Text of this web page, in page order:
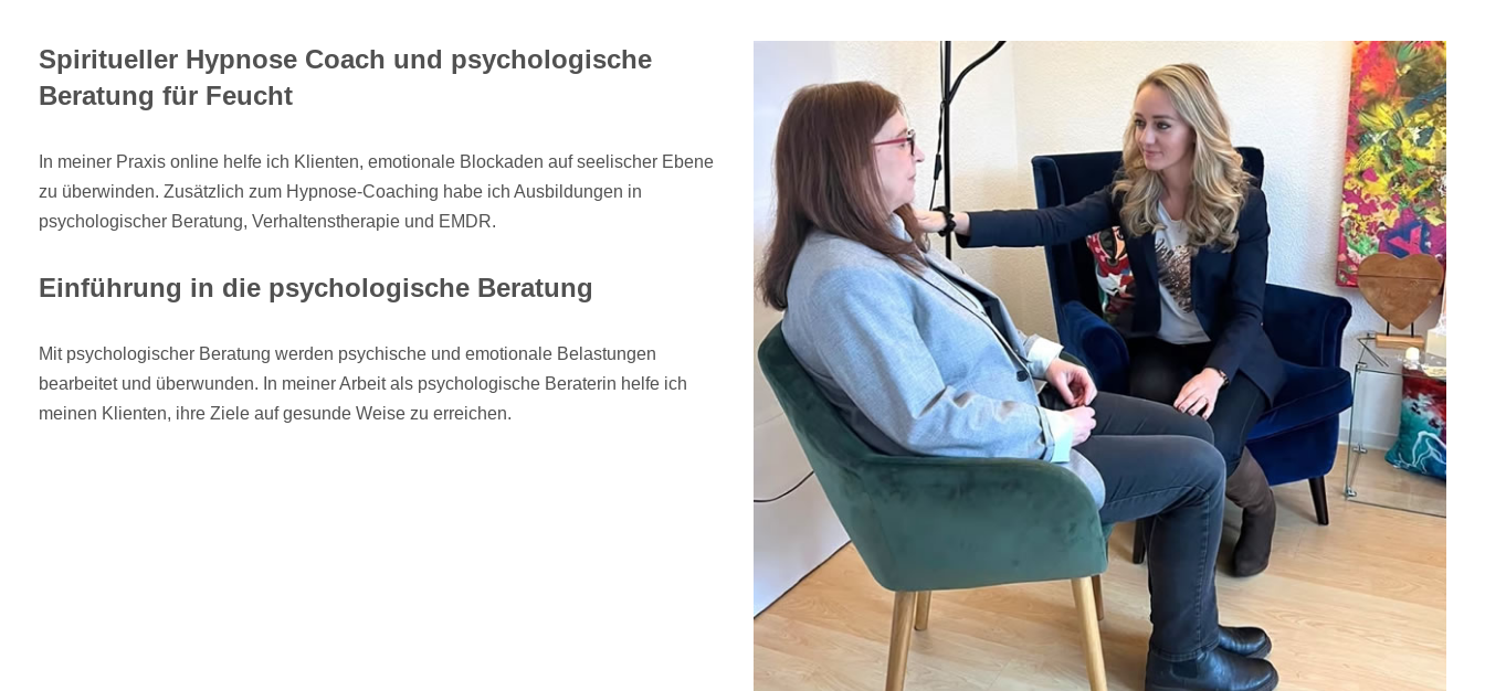
Spiritueller Hypnose Coach und psychologische
Beratung für Feucht
In meiner Praxis online helfe ich Klienten, emotionale Blockaden auf seelischer Ebene
zu überwinden. Zusätzlich zum Hypnose-Coaching habe ich Ausbildungen in
psychologischer Beratung, Verhaltenstherapie und EMDR.
Einführung in die psychologische Beratung
Mit psychologischer Beratung werden psychische und emotionale Belastungen
bearbeitet und überwunden. In meiner Arbeit als psychologische Beraterin helfe ich
meinen Klienten, ihre Ziele auf gesunde Weise zu erreichen.